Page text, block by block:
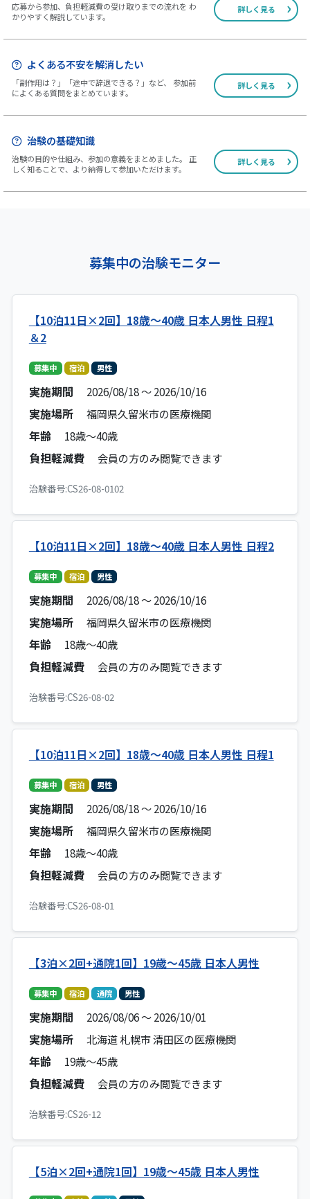
応募から参加、負担軽減費の受け取りまでの流れを わ
かりやすく解説しています。
詳しく見る
よくある不安を解消したい
「副作用は？」「途中で辞退できる？」など、 参加前
によくある質問をまとめています。
詳しく見る
治験の基礎知識
治験の目的や仕組み、参加の意義をまとめました。 正
しく知ることで、より納得して参加いただけます。
詳しく見る
募集中の治験モニター
【10泊11日×2回】18歳～40歳 日本人男性 日程1
＆2
募集中 宿泊 男性
実施期間 2026/08/18 ～ 2026/10/16
実施場所 福岡県久留米市の医療機関
年齢 18歳～40歳
負担軽減費 会員の方のみ閲覧できます
治験番号:CS26-08-0102
【10泊11日×2回】18歳～40歳 日本人男性 日程2
募集中 宿泊 男性
実施期間 2026/08/18 ～ 2026/10/16
実施場所 福岡県久留米市の医療機関
年齢 18歳～40歳
負担軽減費 会員の方のみ閲覧できます
治験番号:CS26-08-02
【10泊11日×2回】18歳～40歳 日本人男性 日程1
募集中 宿泊 男性
実施期間 2026/08/18 ～ 2026/10/16
実施場所 福岡県久留米市の医療機関
年齢 18歳～40歳
負担軽減費 会員の方のみ閲覧できます
治験番号:CS26-08-01
【3泊×2回+通院1回】19歳～45歳 日本人男性
募集中 宿泊 通院 男性
実施期間 2026/08/06 ～ 2026/10/01
実施場所 北海道 札幌市 清田区の医療機関
年齢 19歳～45歳
負担軽減費 会員の方のみ閲覧できます
治験番号:CS26-12
【5泊×2回+通院1回】19歳～45歳 日本人男性